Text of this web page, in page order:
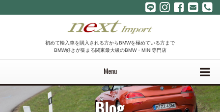
初めて輸入車を購入される方からBMWを極めている方まで
BMW好きが集まる関東最大級のBMW・MINI専門店
Menu
Blog